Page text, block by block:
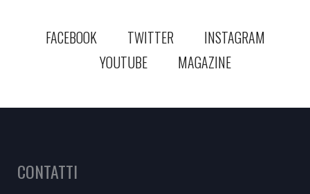
FACEBOOK TWITTER
INSTAGRAM
YOUTUBE
MAGAZINE
CONTATTI